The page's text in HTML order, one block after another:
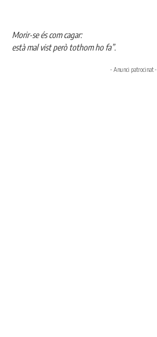
Morir-se és com cagar:
està mal vist però tothom ho fa”.
- Anunci patrocinat -